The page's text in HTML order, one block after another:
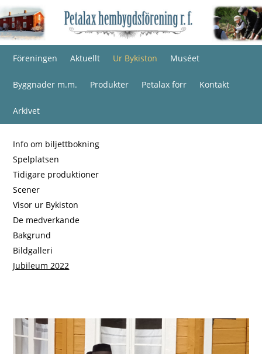
Föreningen Aktuellt Ur Bykiston Muséet
Byggnader m.m. Produkter Petalax förr Kontakt
Arkivet
Info om biljettbokning
Spelplatsen
Tidigare produktioner
Scener
Visor ur Bykiston
De medverkande
Bakgrund
Bildgalleri
Jubileum 2022